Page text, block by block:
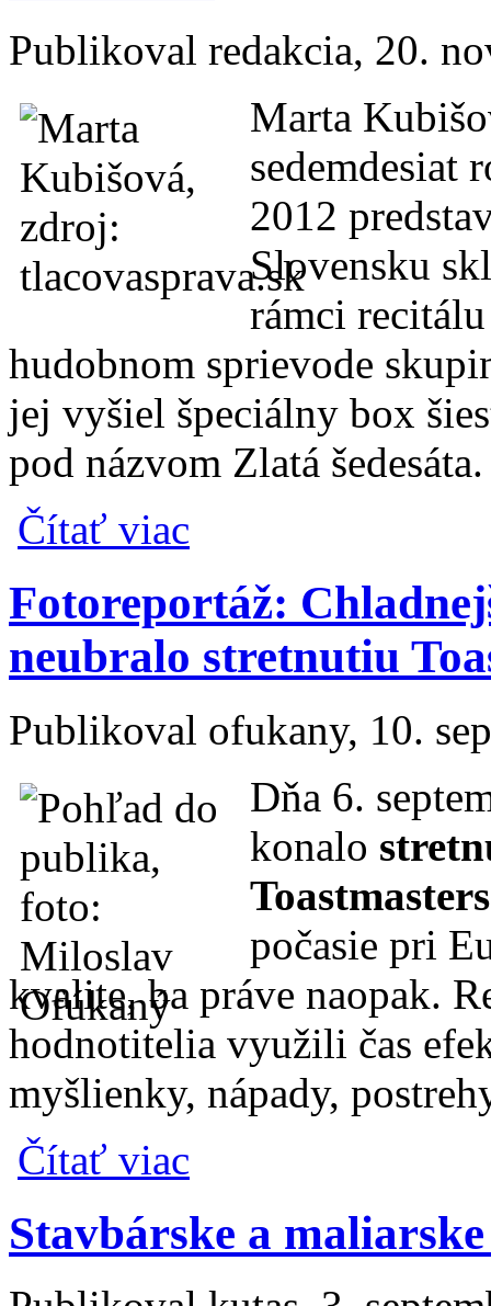
Publikoval redakcia, 20.
Marta
sedemdesiat
2012
Slovensku
rámci
hudobnom sprievode
jej vyšiel špeciálny box
pod názvom Zlatá šedesáta.
Čítať viac
Fotoreportáž:
neubralo stretnutiu
Publikoval ofukany, 10.
Dňa 6.
konalo
počasie pri
kvalite, ba práve naopak.
hodnotitelia využili čas
myšlienky, nápady,
Čítať viac
Stavbárske a